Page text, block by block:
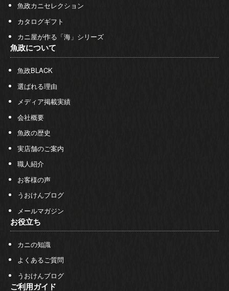
魚政カニセレクション
カタログギフト
カニ屋が作る「海」シリーズ
魚政について
魚政BLACK
選ばれる理由
メディア掲載実績
会社概要
魚政の歴史
実店舗のご案内
職人紹介
お客様の声
うおけんブログ
メールマガジン
お役立ち
カニの知識
よくあるご質問
うおけんブログ
ご利用ガイド